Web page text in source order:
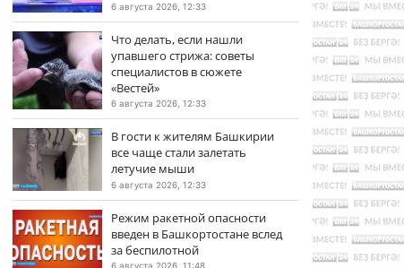
6 августа 2026, 12:33
Что делать, если нашли
упавшего стрижа: советы
специалистов в сюжете
«Вестей»
6 августа 2026, 12:33
В гости к жителям Башкирии
все чаще стали залетать
летучие мыши
6 августа 2026, 12:33
Режим ракетной опасности
введен в Башкортостане вслед
за беспилотной
6 августа 2026, 11:48